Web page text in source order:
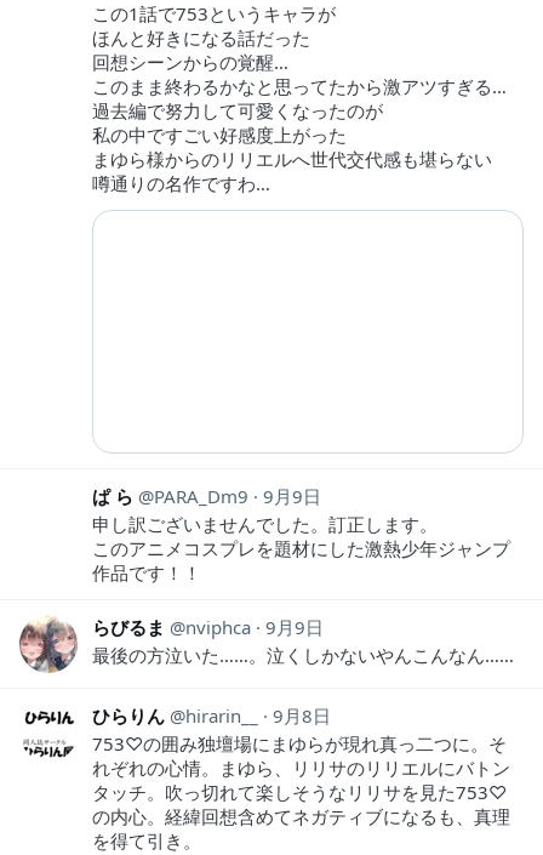
この1話で753というキャラが
ほんと好きになる話だった
回想シーンからの覚醒…
このまま終わるかなと思ってたから激アツすぎる…
過去編で努力して可愛くなったのが
私の中ですごい好感度上がった
まゆら様からのリリエルへ世代交代感も堪らない
噂通りの名作ですわ…
ぱ ら PARA_Dm9
9月9日
申し訳ございませんでした。訂正します。
このアニメコスプレを題材にした激熱少年ジャンプ
作品です！！
らびるま nviphca 9月9日
最後の方泣いた……。泣くしかないやんこんなん……
ひらりん hirarin__
9月8日
753♡の囲み独壇場にまゆらが現れ真っ二つに。そ
れぞれの心情。まゆら、リリサのリリエルにバトン
タッチ。吹っ切れて楽しそうなリリサを見た753♡
の内心。経緯回想含めてネガティブになるも、真理
を得て引き。